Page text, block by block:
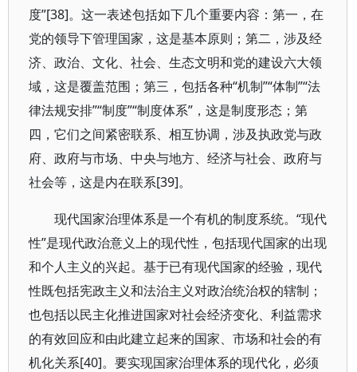
度”[38]。这一表述包括如下几个重要内容：第一，在
党的领导下管理国家，这是基本原则；第二，涉及经
济、政治、文化、社会、生态文明和党的建设六大领
域，这是覆盖范围；第三，包括各种“机制”“体制”“法
律法规安排”“制度”“制度体系”，这是制度形态；第
四，它们之间紧密联系、相互协调，涉及执政党与政
府、政府与市场、中央与地方、经济与社会、政府与
社会等，这是内在联系[39]。
现代国家治理体系是一个有机的制度系统。“现代
性”是现代政治意义上的现代性，包括现代国家的出现
和个人主义的兴起。基于已有现代国家的经验，现代
性既包括宪政主义和法治主义对政治统治权的辖制；
也包括以民主化推进国家对社会经济变化、利益需求
的有效回应和由此建立起来的国家、市场和社会的有
机化关系[40]。要实现国家治理体系的现代化，必须